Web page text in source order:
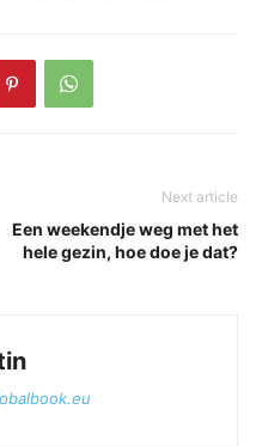
Next article
Een weekendje weg met het
hele gezin, hoe doe je dat?